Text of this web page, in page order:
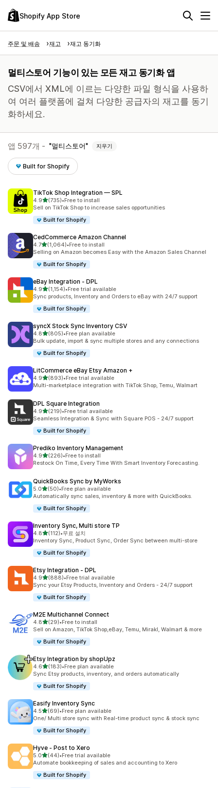
Shopify App Store
주문 및 배송 재고 재고 동기화
멀티스토어 기능이 있는 모든 재고 동기화 앱
CSV에서 XML에 이르는 다양한 파일 형식을 사용하
여 여러 플랫폼에 걸쳐 다양한 공급자의 재고를 동기
화하세요.
앱 597개 - 멀티스토어 지우기
Built for Shopify
TikTok Shop Integration — SPL
4.9별 5개 중
(735)
총 리뷰 735개
•Free to install
Sell on TikTok Shop to increase sales opportunities
Built for Shopify
CedCommerce Amazon Channel
4.7별 5개 중
(1,064)
총 리뷰 1064개
•Free to install
Selling on Amazon becomes Easy with the Amazon Sales Channel
Built for Shopify
eBay Integration ‑ DPL
4.9별 5개 중
(1,154)
총 리뷰 1154개
•Free trial available
Sync products, Inventory and Orders to eBay with 24/7 support
Built for Shopify
syncX Stock Sync Inventory CSV
4.8별 5개 중
(805)
총 리뷰 805개
•Free plan available
Bulk update, import & sync multiple stores and any connections
Built for Shopify
LitCommerce eBay Etsy Amazon +
4.9별 5개 중
(893)
총 리뷰 893개
•Free trial available
Multi-marketplace integration with TikTok Shop, Temu, Walmart
DPL Square Integration
4.9별 5개 중
(219)
총 리뷰 219개
•Free trial available
Seamless Integration & Sync with Square POS - 24/7 support
Built for Shopify
Prediko Inventory Management
4.9별 5개 중
(226)
총 리뷰 226개
•Free to install
Restock On Time, Every Time With Smart Inventory Forecasting.
QuickBooks Sync by MyWorks
5.0별 5개 중
(50)
총 리뷰 50개
•Free plan available
Automatically sync sales, inventory & more with QuickBooks.
Built for Shopify
Inventory Sync, Multi store TP
4.8별 5개 중
(112)
총 리뷰 112개
•무료 설치
Inventory Sync, Product Sync, Order Sync between multi-store
Built for Shopify
Etsy Integration ‑ DPL
4.9별 5개 중
(888)
총 리뷰 888개
•Free trial available
Sync your Etsy Products, Inventory and Orders - 24/7 support
Built for Shopify
M2E Multichannel Connect
4.8별 5개 중
(29)
총 리뷰 29개
•Free to install
Sell on Amazon, TikTok Shop,eBay, Temu, Mirakl, Walmart & more
Built for Shopify
Etsy Integration by shopUpz
4.6별 5개 중
(183)
총 리뷰 183개
•Free plan available
Sync Etsy products, inventory, and orders automatically
Built for Shopify
Easify Inventory Sync
4.5별 5개 중
(69)
총 리뷰 69개
•Free plan available
One/ Multi store sync with Real-time product sync & stock sync
Built for Shopify
Hyve ‑ Post to Xero
5.0별 5개 중
(44)
총 리뷰 44개
•Free trial available
Automate bookkeeping of sales and accounting to Xero
Built for Shopify